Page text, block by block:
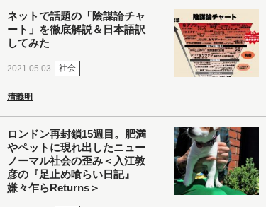
ネットで話題の「陰謀論チャ
ート」を徹底解説＆日本語訳
してみた
2021.05.03 社会
清義明
ロンドン再封鎖15週目。肥満
やペットに現れ出したニュー
ノーマル社会の歪み＜入江敦
彦の『足止め喰らい日記』
嫌々乍らReturns＞